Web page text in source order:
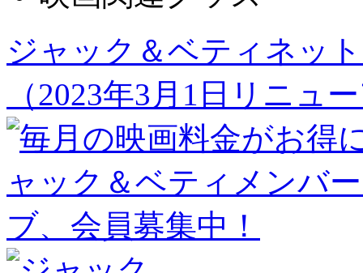
ジャック＆ベティネッ
（2023年3月1日リニュ